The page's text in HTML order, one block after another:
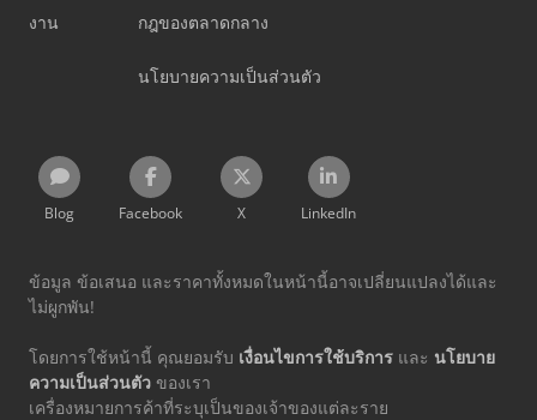
งาน กฎของตลาดกลาง
นโยบายความเป็นส่วนตัว
Blog Facebook X LinkedIn
ข้อมูล ข้อเสนอ และราคาทั้งหมดในหน้านี้อาจเปลี่ยนแปลงได้และ
ไม่ผูกพัน!
โดยการใช้หน้านี้ คุณยอมรับ เงื่อนไขการใช้บริการ และ นโยบาย
ความเป็นส่วนตัว ของเรา
เครื่องหมายการค้าที่ระบุเป็นของเจ้าของแต่ละราย